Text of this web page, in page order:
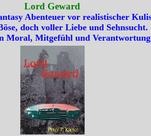
Lord Geward
Abenteuer vor realistischer
doch voller Liebe und Sehnsucht.
Moral, Mitgefühl und